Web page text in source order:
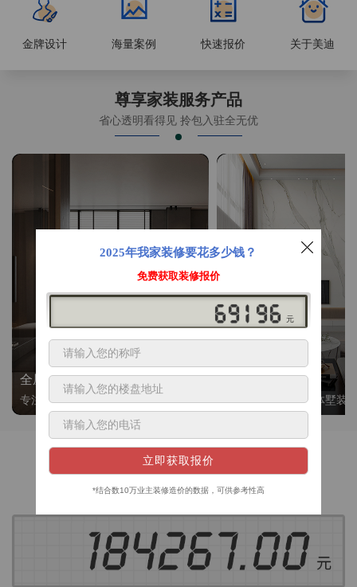
金牌设计 海量案例 快速报价 关于美迪
尊享家装服务产品
省心透明看得见 拎包入驻全无优
全屋整装
专注整装24年，高标准，选美迪 十年后仍爱我家
别墅大平层
高端私人定制，整体墅装
获取装修预算